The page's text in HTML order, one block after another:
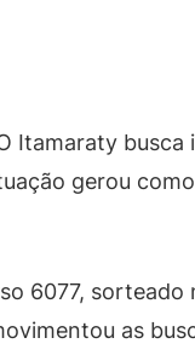
Itamaraty busca
gerou
6077, sorteado
as